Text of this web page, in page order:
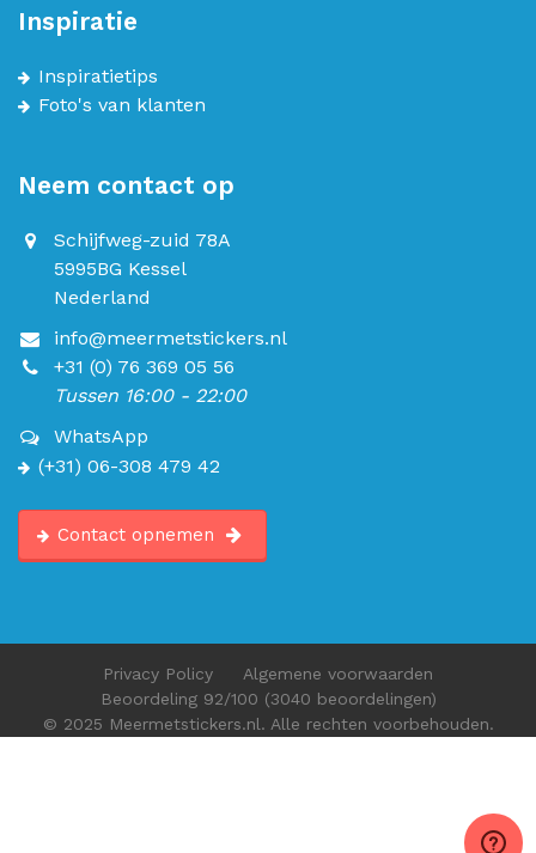
Inspiratie
Inspiratietips
Foto's van klanten
Neem contact op
Schijfweg-zuid 78A
5995BG Kessel
Nederland
info@meermetstickers.nl
+31 (0) 76 369 05 56
Tussen 16:00 - 22:00
WhatsApp
(+31) 06-308 479 42
Contact opnemen
Privacy Policy
Algemene voorwaarden
Beoordeling 92/100 (3040 beoordelingen)
© 2025 Meermetstickers.nl. Alle rechten voorbehouden.